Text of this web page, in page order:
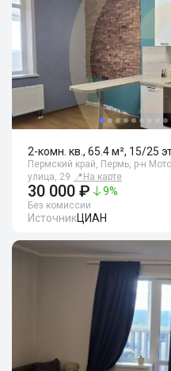
2-комн. кв., 65.4 м², 15/25
Пермский край, Пермь, р-н
улица, 29 📍 На карте
30 000 ₽ 9%
Без комиссии
ИсточникЦИАН